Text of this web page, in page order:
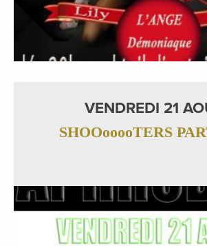
VENDREDI 21
SHOOooooTERS